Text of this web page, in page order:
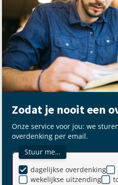
Zodat je nooit een
Onze service voor jou: we
overdenking per email.
Stuur me…
dagelijkse overdenking
wekelijkse uitzending